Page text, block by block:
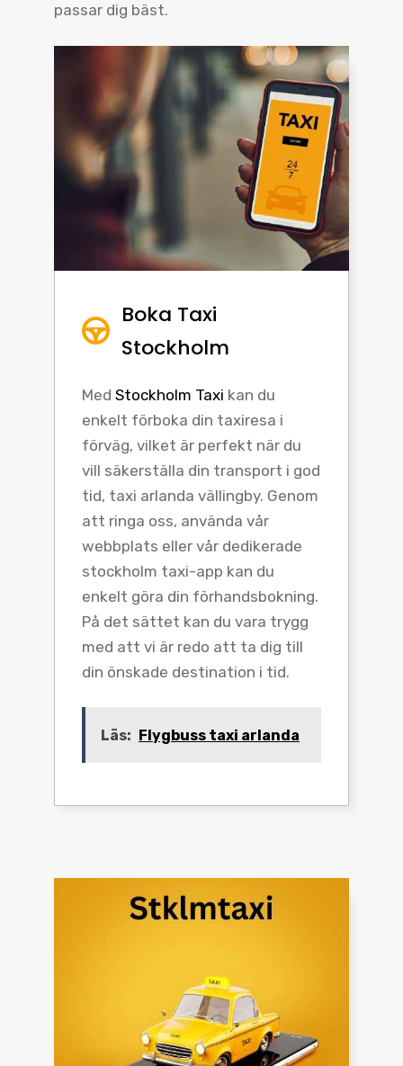
passar dig bäst.
Boka Taxi
Stockholm
Med Stockholm Taxi kan du
enkelt förboka din taxiresa i
förväg, vilket är perfekt när du
vill säkerställa din transport i god
tid, taxi arlanda vällingby. Genom
att ringa oss, använda vår
webbplats eller vår dedikerade
stockholm taxi-app kan du
enkelt göra din förhandsbokning.
På det sättet kan du vara trygg
med att vi är redo att ta dig till
din önskade destination i tid.
Läs: Flygbuss taxi arlanda